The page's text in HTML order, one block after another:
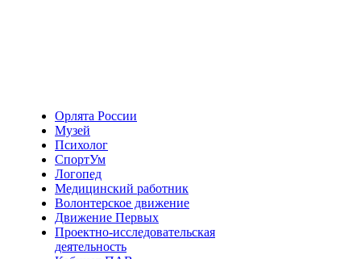
Орлята России
Музей
Психолог
СпортУм
Логопед
Медицинский работник
Волонтерское движение
Движение Первых
Проектно-исследовательская
деятельность